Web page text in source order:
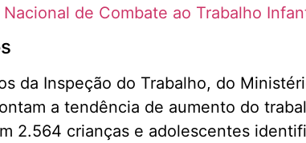
de Combate ao Trabalho
da Inspeção do Trabalho, do
a tendência de aumento do
2.564 crianças e adolescentes